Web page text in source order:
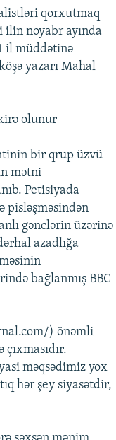
qorxutmaq
noyabr ayında
il müddətinə
yazarı Mahal
olunur
bir qrup üzvü
mətni
Petisiyada
pisləşməsindən
gənclərin üzərinə
azadlığa
bağlanmış BBC
) önəmli
məqsədimiz yox
hər şey siyasətdir,